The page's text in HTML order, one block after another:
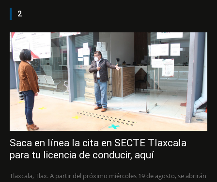
2
Saca en línea la cita en SECTE Tlaxcala
para tu licencia de conducir, aquí
Tlaxcala, Tlax. A partir del próximo miércoles 19 de agosto, se abrirán